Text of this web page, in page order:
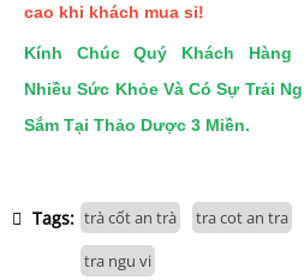
cao khi khách mua sỉ!
Kính Chúc Quý Khách Hàng
Nhiều Sức Khỏe Và Có Sự Trải
Sắm Tại Thảo Dược 3 Miền.
Tags: trà cốt an trà tra cot an tra
tra ngu vi